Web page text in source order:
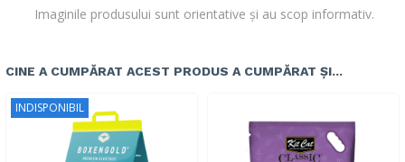
Imaginile produsului sunt orientative și au scop informativ.
CINE A CUMPĂRAT ACEST PRODUS A CUMPĂRAT ȘI...
INDISPONIBIL